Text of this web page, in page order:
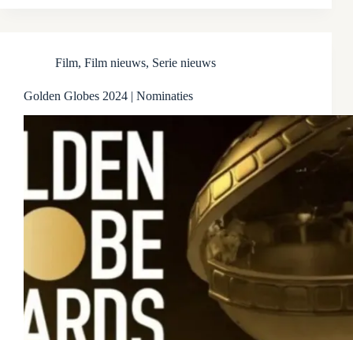
Film, Film nieuws, Serie nieuws
Golden Globes 2024 | Nominaties